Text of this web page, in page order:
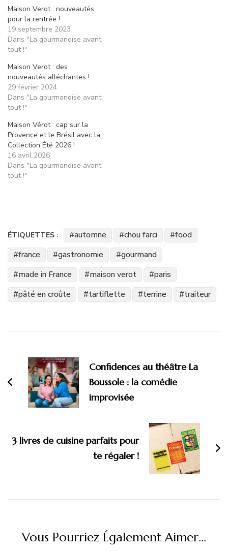
Maison Verot : nouveautés
pour la rentrée !
19 septembre 2023
Dans "La gourmandise avant
tout !"
Maison Verot : des
nouveautés alléchantes !
29 février 2024
Dans "La gourmandise avant
tout !"
Maison Vérot : cap sur la
Provence et le Brésil avec la
Collection Été 2026 !
16 avril 2026
Dans "La gourmandise avant
tout !"
ÉTIQUETTES : automne chou farci
food
france
gastronomie
gourmand
made in France
maison verot
paris
pâté en croûte
tartiflette terrine traiteur
d'article
Confidences au théâtre La
Boussole : la comédie
improvisée
3 livres de cuisine parfaits pour
te régaler !
Vous Pourriez Également Aimer...